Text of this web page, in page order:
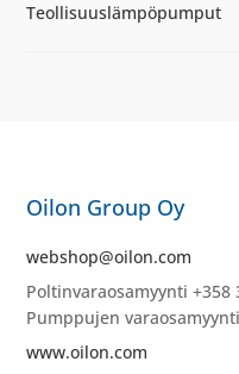
Teollisuuslämpöpumput
Oilon Group Oy
webshop@oilon.com
Poltinvaraosamyynti +358
Pumppujen
www.oilon.com